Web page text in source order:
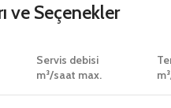
ve Seçenekler
Servis debisi
m³/saat max.